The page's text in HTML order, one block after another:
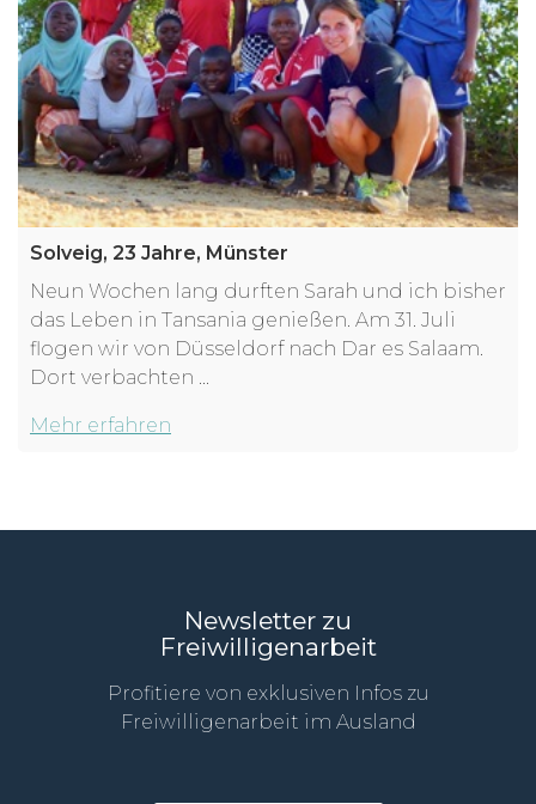
Solveig, 23 Jahre, Münster
Neun Wochen lang durften Sarah und ich bisher
das Leben in Tansania genießen. Am 31. Juli
flogen wir von Düsseldorf nach Dar es Salaam.
Dort verbachten ...
Mehr erfahren
Newsletter zu
Freiwilligenarbeit
Profitiere von exklusiven Infos zu
Freiwilligenarbeit im Ausland